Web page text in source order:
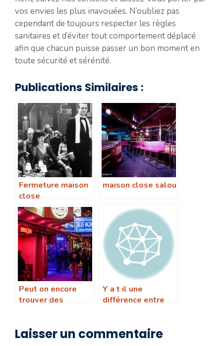
vos envies les plus inavouées. N’oubliez pas
cependant de toujours respecter les règles
sanitaires et d’éviter tout comportement déplacé
afin que chacun puisse passer un bon moment en
toute sécurité et sérénité.
Publications Similaires :
Fermeture maison
close
maison close salou
Peut on encore
trouver des
Y a t il une
différence entre
d’escort
Laisser un commentaire